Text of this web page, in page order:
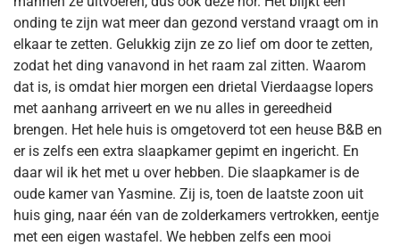
onding te zijn wat meer dan gezond verstand vraagt om in
elkaar te zetten. Gelukkig zijn ze zo lief om door te zetten,
zodat het ding vanavond in het raam zal zitten. Waarom
dat is, is omdat hier morgen een drietal Vierdaagse lopers
met aanhang arriveert en we nu alles in gereedheid
brengen. Het hele huis is omgetoverd tot een heuse B&B en
er is zelfs een extra slaapkamer gepimt en ingericht. En
daar wil ik het met u over hebben. Die slaapkamer is de
oude kamer van Yasmine. Zij is, toen de laatste zoon uit
huis ging, naar één van de zolderkamers vertrokken, eentje
met een eigen wastafel. We hebben zelfs een mooi